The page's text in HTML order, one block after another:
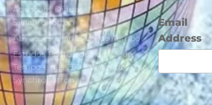
Ativações Diárias
Synchronotron
Ativações Diárias Lei do Tempo
Estudos Postulados da Lei do
Tempo e das 260 Chaves do
Synchronotron
Email
Address